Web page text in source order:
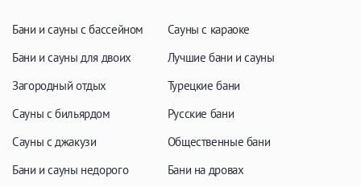
Бани и сауны с бассейном
Бани и сауны для двоих
Загородный отдых
Сауны с бильярдом
Сауны с джакузи
Бани и сауны недорого
Сауны с караоке
Лучшие бани и сауны
Турецкие бани
Русские бани
Общественные бани
Бани на дровах